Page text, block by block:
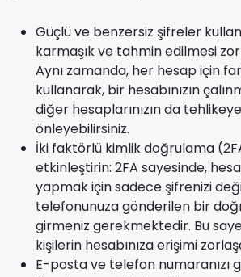
Güçlü ve benzersiz şifreler
karmaşık ve tahmin edilmesi
Aynı zamanda, her hesap için
kullanarak, bir hesabınızın
diğer hesaplarınızın da
önleyebilirsiniz.
İki faktörlü kimlik doğrulama
etkinleştirin: 2FA sayesinde,
yapmak için sadece şifrenizi
telefonunuza gönderilen bir
girmeniz gerekmektedir. Bu
kişilerin hesabınıza erişimi
E-posta ve telefon numaranızı